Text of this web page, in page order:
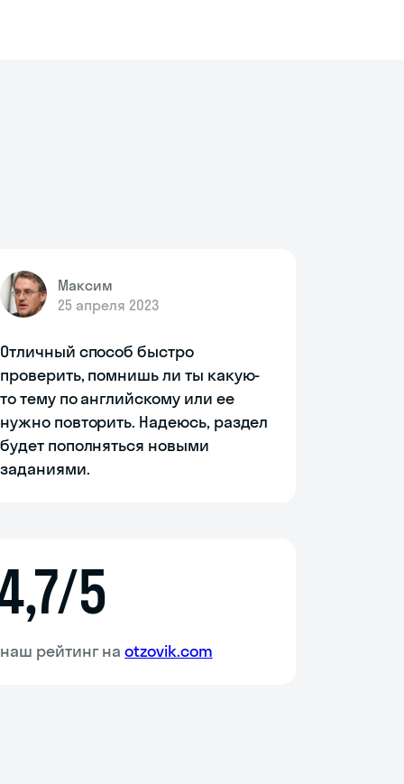
Максим
25 апреля 2023
Отличный способ быстро
проверить, помнишь ли ты какую-
то тему по английскому или ее
нужно повторить. Надеюсь, раздел
будет пополняться новыми
заданиями.
5
наш рейтинг наotzovik.com